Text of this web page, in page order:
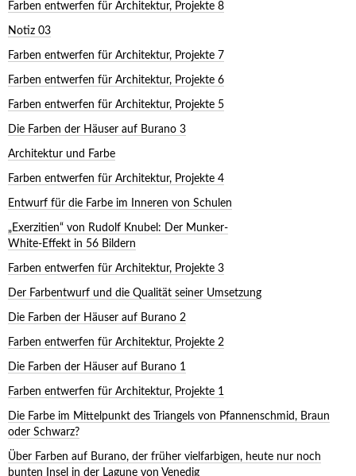
Farben entwerfen für Architektur, Projekte 8
Notiz 03
Farben entwerfen für Architektur, Projekte 7
Farben entwerfen für Architektur, Projekte 6
Farben entwerfen für Architektur, Projekte 5
Die Farben der Häuser auf Burano 3
Architektur und Farbe
Farben entwerfen für Architektur, Projekte 4
Entwurf für die Farbe im Inneren von Schulen
„Exerzitien“ von Rudolf Knubel: Der Munker-
White-Effekt in 56 Bildern
Farben entwerfen für Architektur, Projekte 3
Der Farbentwurf und die Qualität seiner Umsetzung
Die Farben der Häuser auf Burano 2
Farben entwerfen für Architektur, Projekte 2
Die Farben der Häuser auf Burano 1
Farben entwerfen für Architektur, Projekte 1
Die Farbe im Mittelpunkt des Triangels von Pfannenschmid, Braun
oder Schwarz?
Über Farben auf Burano, der früher vielfarbigen, heute nur noch
bunten Insel in der Lagune von Venedig